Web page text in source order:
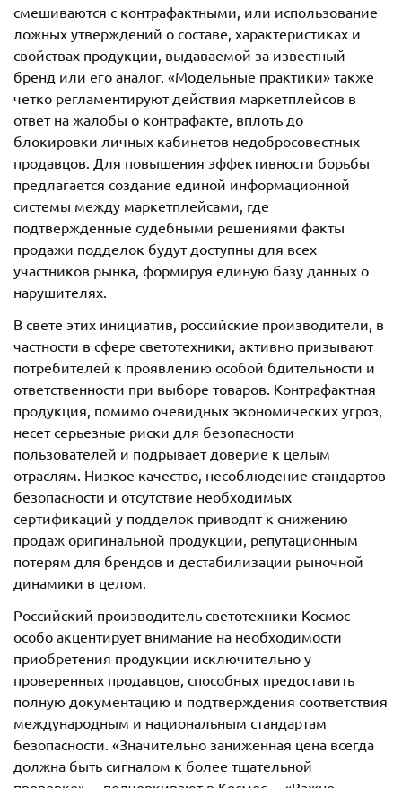
смешиваются с контрафактными, или использование
ложных утверждений о составе, характеристиках и
свойствах продукции, выдаваемой за известный
бренд или его аналог. «Модельные практики» также
четко регламентируют действия маркетплейсов в
ответ на жалобы о контрафакте, вплоть до
блокировки личных кабинетов недобросовестных
продавцов. Для повышения эффективности борьбы
предлагается создание единой информационной
системы между маркетплейсами, где
подтвержденные судебными решениями факты
продажи подделок будут доступны для всех
участников рынка, формируя единую базу данных о
нарушителях.
В свете этих инициатив, российские производители, в
частности в сфере светотехники, активно призывают
потребителей к проявлению особой бдительности и
ответственности при выборе товаров. Контрафактная
продукция, помимо очевидных экономических угроз,
несет серьезные риски для безопасности
пользователей и подрывает доверие к целым
отраслям. Низкое качество, несоблюдение стандартов
безопасности и отсутствие необходимых
сертификаций у подделок приводят к снижению
продаж оригинальной продукции, репутационным
потерям для брендов и дестабилизации рыночной
динамики в целом.
Российский производитель светотехники Космос
особо акцентирует внимание на необходимости
приобретения продукции исключительно у
проверенных продавцов, способных предоставить
полную документацию и подтверждения соответствия
международным и национальным стандартам
безопасности. «Значительно заниженная цена всегда
должна быть сигналом к более тщательной